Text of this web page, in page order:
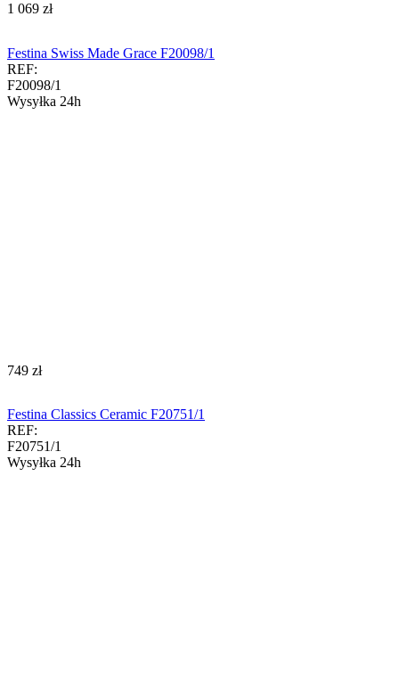
‍1 069‍ zł
Festina Swiss Made Grace F20098/1
REF:
F20098/1
Wysyłka 24h
‍749‍ zł
Festina Classics Ceramic F20751/1
REF:
F20751/1
Wysyłka 24h